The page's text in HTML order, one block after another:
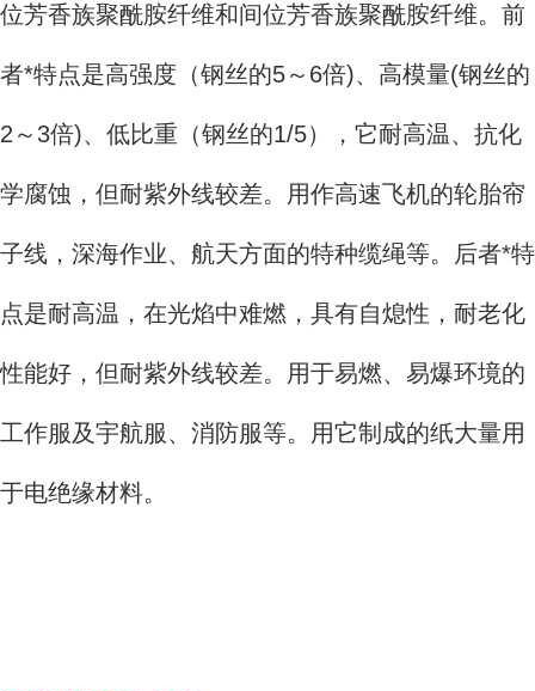
位芳香族聚酰胺纤维和间位芳香族聚酰胺纤维。前
者*特点是高强度（钢丝的5～6倍)、高模量(钢丝的
2～3倍)、低比重（钢丝的1/5），它耐高温、抗化
学腐蚀，但耐紫外线较差。用作高速飞机的轮胎帘
子线，深海作业、航天方面的特种缆绳等。后者*特
点是耐高温，在光焰中难燃，具有自熄性，耐老化
性能好，但耐紫外线较差。用于易燃、易爆环境的
工作服及宇航服、消防服等。用它制成的纸大量用
于电绝缘材料。